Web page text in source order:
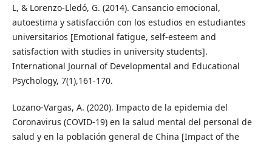
L, & Lorenzo-Lledó, G. (2014). Cansancio emocional,
autoestima y satisfacción con los estudios en estudiantes
universitarios [Emotional fatigue, self-esteem and
satisfaction with studies in university students].
International Journal of Developmental and Educational
Psychology, 7(1),161-170.
Lozano-Vargas, A. (2020). Impacto de la epidemia del
Coronavirus (COVID-19) en la salud mental del personal de
salud y en la población general de China [Impact of the